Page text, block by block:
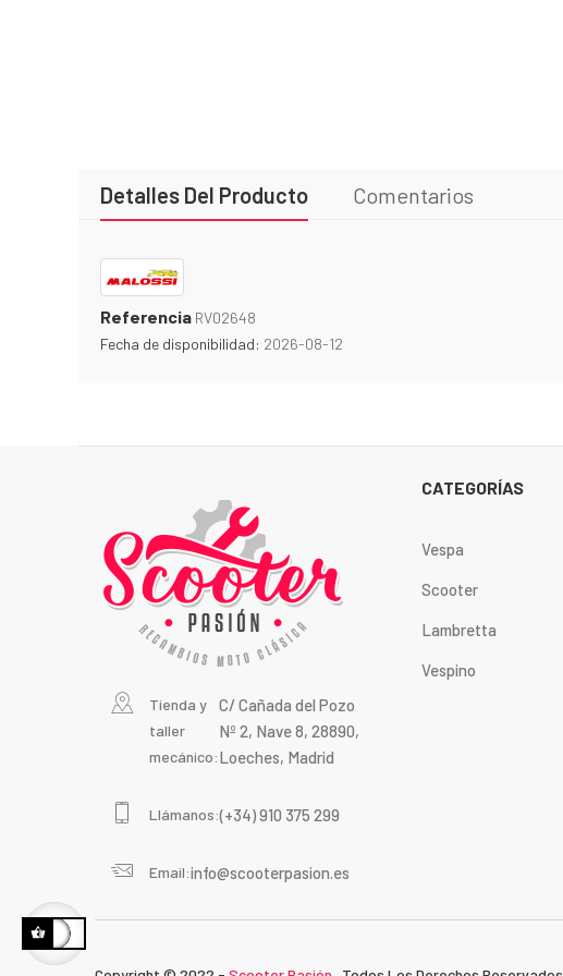
Detalles Del Producto Comentarios
Referencia RV02648
Fecha de disponibilidad: 2026-08-12
Tienda y
taller
mecánico:
C/ Cañada del Pozo
Nº 2, Nave 8, 28890,
Loeches, Madrid
Llámanos:(+34) 910 375 299
Email:info@scooterpasion.es
CATEGORÍAS
Vespa
Scooter
Lambretta
Vespino